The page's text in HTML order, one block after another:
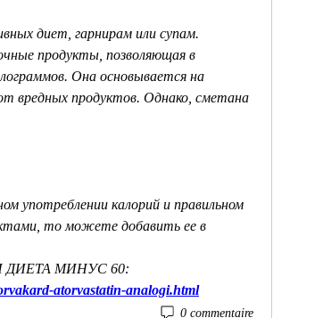
диет, гарнирам или супам.
продукты, позволяющая в
Она основывается на
вредных продуктов. Однако, сметана
употреблении калорий и правильном
то можете добавить ее в
ДИЕТА МИНУС 60:
atorvastatin-analogi.html
0 commentaire